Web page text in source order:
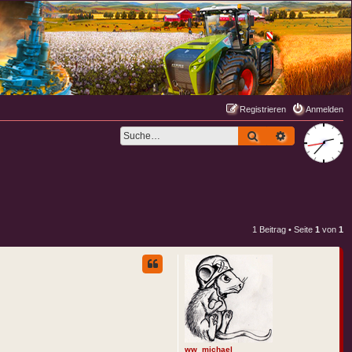
Anmelden
Registrieren
SucheErweiterte
1 Beitrag • Seite 1 von 1
ww_michael